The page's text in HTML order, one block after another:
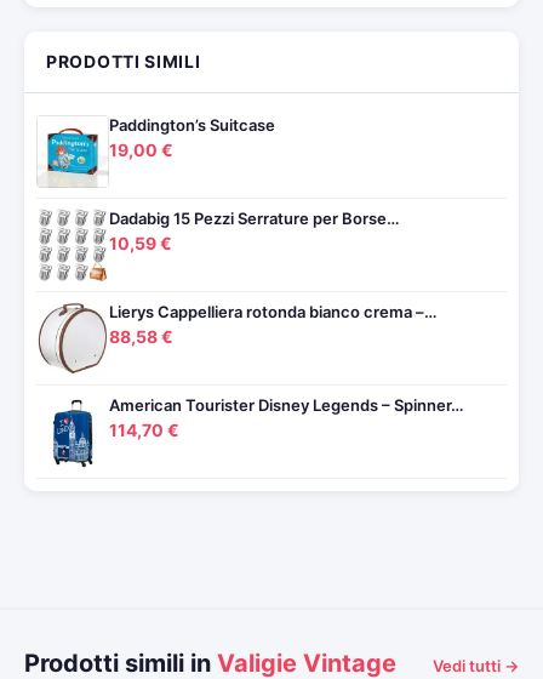
PRODOTTI SIMILI
Paddington’s Suitcase
19,00 €
Dadabig 15 Pezzi Serrature per Borse…
10,59 €
Lierys Cappelliera rotonda bianco crema –…
88,58 €
American Tourister Disney Legends – Spinner…
114,70 €
Prodotti simili in Valigie Vintage Vedi tutti →